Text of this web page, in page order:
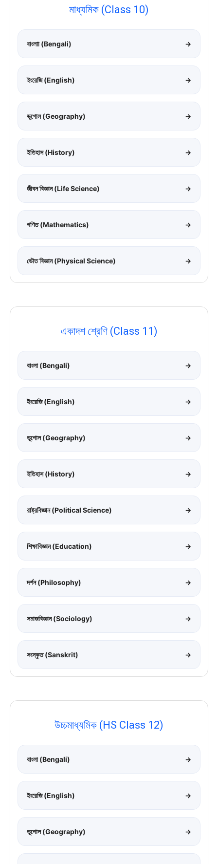
মাধ্যমিক (Class 10)
বাংলাা (Bengali) →
ইংরেজি (English) →
ভূগোল (Geography) →
ইতিহাস (History) →
জীবন বিজ্ঞান (Life Science) →
গণিত (Mathematics) →
ভৌত বিজ্ঞান (Physical Science) →
একাদশ শ্রেণি (Class 11)
বাংলা (Bengali) →
ইংরেজি (English) →
ভূগোল (Geography) →
ইতিহাস (History) →
রাষ্ট্রবিজ্ঞান (Political Science) →
শিক্ষাবিজ্ঞান (Education) →
দর্শন (Philosophy) →
সমাজবিজ্ঞান (Sociology) →
সংস্কৃত (Sanskrit) →
উচ্চমাধ্যমিক (HS Class 12)
বাংলা (Bengali) →
ইংরেজি (English) →
ভূগোল (Geography) →